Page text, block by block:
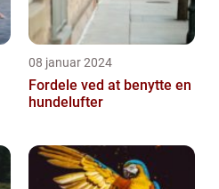
08 januar 2024
Fordele ved at benytte en
hundelufter